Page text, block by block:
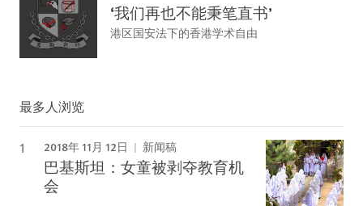
‘我们再也不能秉笔直书’
港区国安法下的香港学术自由
最多人浏览
2018年 11月 12日 新闻稿
巴基斯坦：女童被剥夺教育机
会